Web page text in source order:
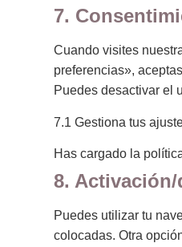
7.
Cuando visites
preferencias»,
Puedes desactivar el
7.1 Gestiona tus
Has cargado la
8.
Puedes utilizar tu
colocadas. Otra